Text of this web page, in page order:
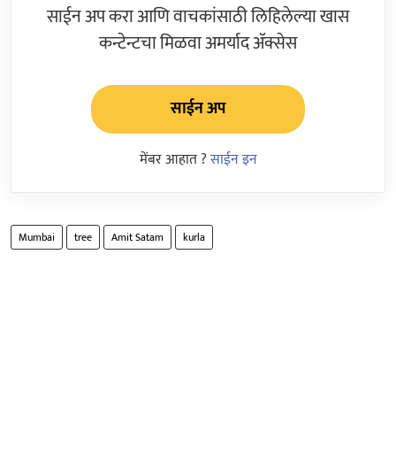
साईन अप करा आणि वाचकांसाठी लिहिलेल्या खास
कन्टेन्टचा मिळवा अमर्याद ॲक्सेस
साईन अप
मेंबर आहात ?साईन इन
Mumbai tree Amit Satam kurla